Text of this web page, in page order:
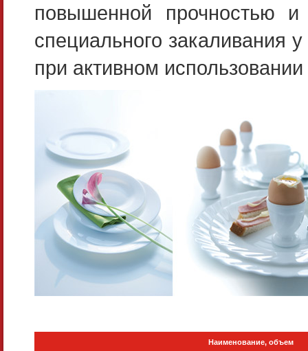
повышенной прочностью
специального закаливания
при активном
Наименование, объем